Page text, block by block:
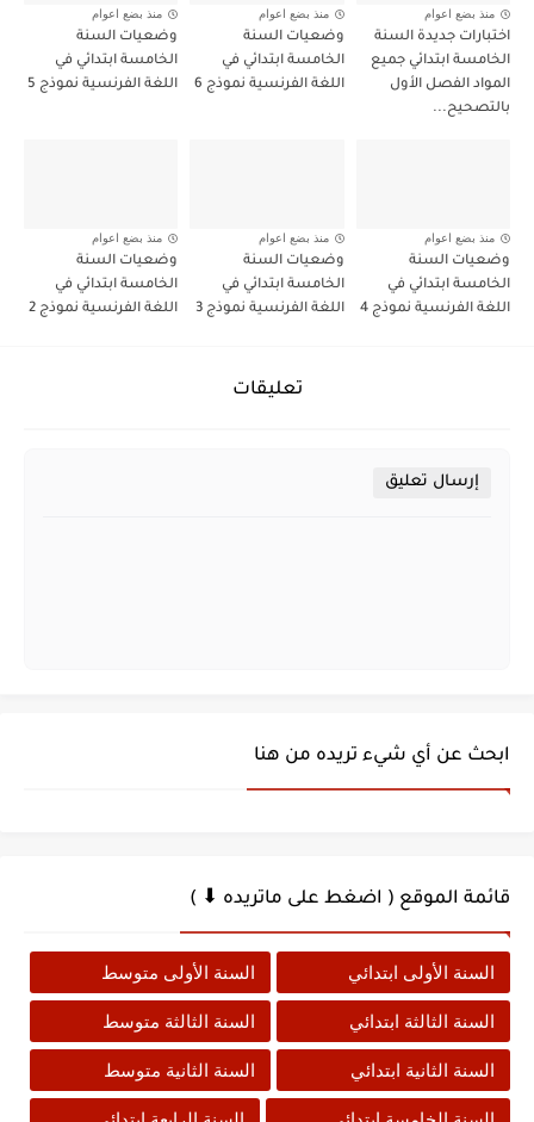
منذ بضع اعوام
اختبارات جديدة السنة
الخامسة ابتدائي جميع
المواد الفصل الأول
بالتصحيح...
منذ بضع اعوام
وضعيات السنة
الخامسة ابتدائي في
اللغة الفرنسية نموذج 6
منذ بضع اعوام
وضعيات السنة
الخامسة ابتدائي في
اللغة الفرنسية نموذج 5
منذ بضع اعوام
وضعيات السنة
الخامسة ابتدائي في
اللغة الفرنسية نموذج 4
منذ بضع اعوام
وضعيات السنة
الخامسة ابتدائي في
اللغة الفرنسية نموذج 3
منذ بضع اعوام
وضعيات السنة
الخامسة ابتدائي في
اللغة الفرنسية نموذج 2
تعليقات
إرسال تعليق
ابحث عن أي شيء تريده من هنا
قائمة الموقع ( اضغط على ماتريده ⬇ )
السنة الأولى ابتدائي السنة الأولى متوسط
السنة الثالثة ابتدائي السنة الثالثة متوسط
السنة الثانية ابتدائي السنة الثانية متوسط